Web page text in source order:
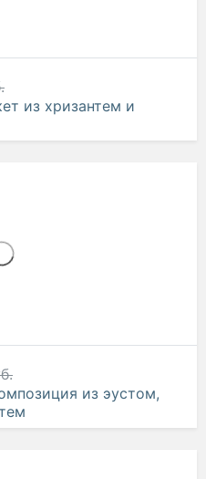
из хризантем и
из эустом,